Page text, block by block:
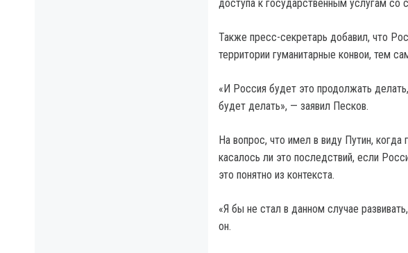
доступа к государственным услугам
Также пресс-секретарь добавил, что
территории гуманитарные конвои, тем
«И Россия будет это продолжать
будет делать», — заявил Песков.
На вопрос, что имел в виду Путин,
касалось ли это последствий, если
это понятно из контекста.
«Я бы не стал в данном случае
он.